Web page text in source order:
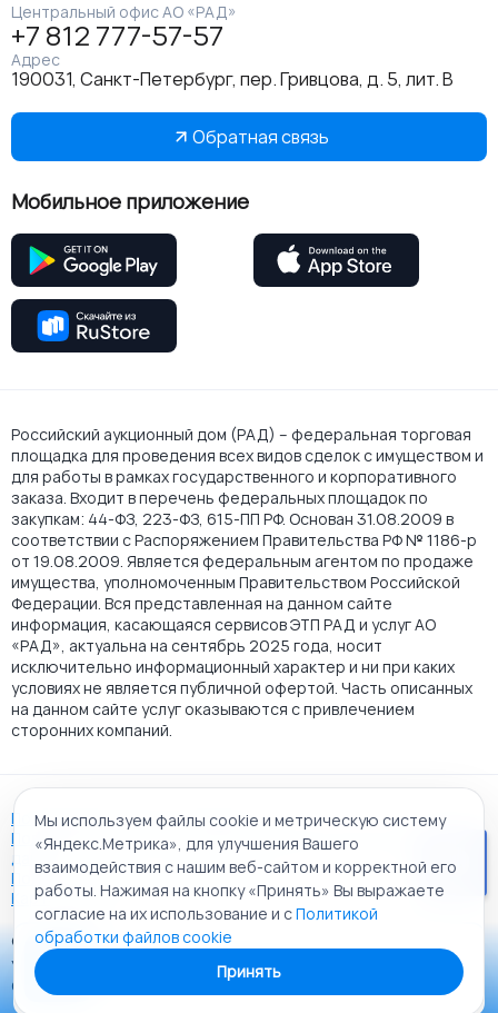
Центральный офис АО «РАД»
+7 812 777-57-57
Адрес
190031, Санкт-Петербург, пер. Гривцова, д. 5, лит. В
Обратная связь
Мобильное приложение
Российский аукционный дом (РАД) – федеральная торговая
площадка для проведения всех видов сделок с имуществом и
для работы в рамках государственного и корпоративного
заказа. Входит в перечень федеральных площадок по
закупкам: 44-ФЗ, 223-ФЗ, 615-ПП РФ. Основан 31.08.2009 в
соответствии с Распоряжением Правительства РФ № 1186-р
от 19.08.2009. Является федеральным агентом по продаже
имущества, уполномоченным Правительством Российской
Федерации. Вся представленная на данном сайте
информация, касающаяся сервисов ЭТП РАД и услуг АО
«РАД», актуальна на сентябрь 2025 года, носит
исключительно информационный характер и ни при каких
условиях не является публичной офертой. Часть описанных
на данном сайте услуг оказываются с привлечением
сторонних компаний.
Пользовательское соглашение
Политика АО "РАД" в отношении обработки персональных
данных
Политика обработки файлов cookie
Карта сайта
© 2009 - 2026 АО «Российский аукционный дом»
универсальная торговая площадка. Все права защищены.
Создание сайта: Alt It Solutions
Мы используем файлы cookie и метрическую систему
«Яндекс.Метрика», для улучшения Вашего
взаимодействия с нашим веб-сайтом и корректной его
работы. Нажимая на кнопку «Принять» Вы выражаете
согласие на их использование и сПолитикой
обработки файлов cookie
Принять
Приложение «РАД Каталог»
Теперь у вас в кармане все торги ЭТП РАД Lot-online